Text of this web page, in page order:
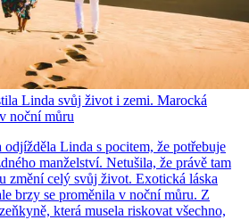
Linda svůj život i zemi. Marocká
noční můru
Linda s pocitem, že potřebuje
manželství. Netušila, že právě tam
změní celý svůj život. Exotická láska
brzy se proměnila v noční můru. Z
která musela riskovat všechno,